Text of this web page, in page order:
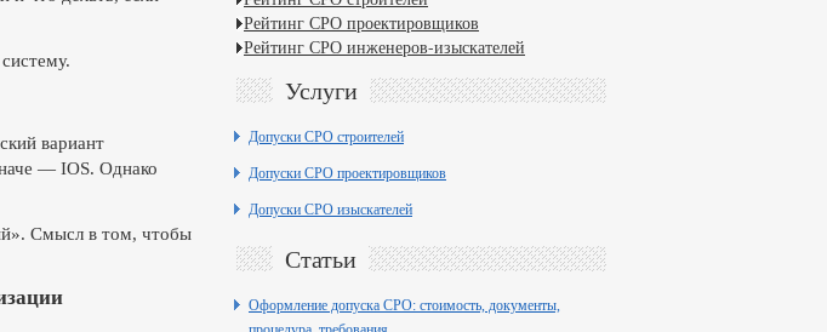
вариант
— IOS. Однако
Смысл в том, чтобы
Рейтинг СРО проектировщиков
Рейтинг СРО инженеров-изыскателей
Услуги
Допуски СРО строителей
Допуски СРО проектировщиков
Допуски СРО изыскателей
Статьи
Оформление допуска СРО: стоимость, документы,